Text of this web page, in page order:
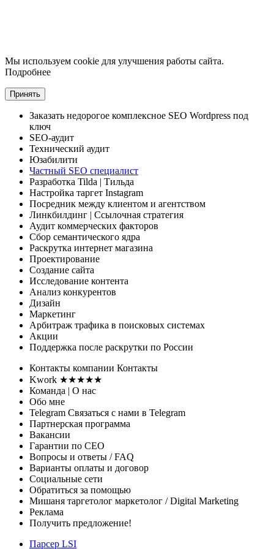
Мы используем cookie для улучшения работы сайта.
Подробнее
Принять
Заказать недорогое комплексное SEO Wordpress под
ключ
SEO-аудит
Технический аудит
Юзабилити
Частный SEO специалист
Разработка Tilda | Тильда
Настройка таргет Instagram
Посредник между клиентом и агентством
Линкбилдинг | Ссылочная стратегия
Аудит коммерческих факторов
Сбор семантического ядра
Раскрутка интернет магазина
Проектирование
Создание сайта
Исследование контента
Анализ конкурентов
Дизайн
Маркетинг
Арбитраж трафика в поисковых системах
Акции
Поддержка после раскрутки по России
Контакты компании Контакты
Kwork ★★★★★
Команда | О нас
Обо мне
Telegram Связаться с нами в Telegram
Партнерская программа
Вакансии
Гарантии по СЕО
Вопросы и ответы / FAQ
Варианты оплаты и договор
Социальные сети
Обратиться за помощью
Мишаня таргетолог маркетолог / Digital Marketing
Реклама
Получить предложение!
Парсер LSI